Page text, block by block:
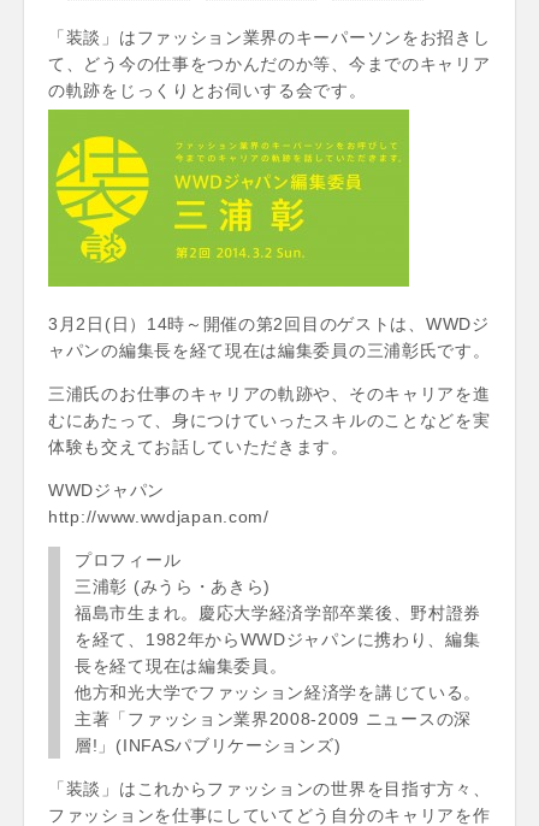
「装談」はファッション業界のキーパーソンをお招きし
て、どう今の仕事をつかんだのか等、今までのキャリア
の軌跡をじっくりとお伺いする会です。
3月2日(日）14時～開催の第2回目のゲストは、WWDジ
ャパンの編集長を経て現在は編集委員の三浦彰氏です。
三浦氏のお仕事のキャリアの軌跡や、そのキャリアを進
むにあたって、身につけていったスキルのことなどを実
体験も交えてお話していただきます。
WWDジャパン
http://www.wwdjapan.com/
プロフィール
三浦彰 (みうら・あきら)
福島市生まれ。慶応大学経済学部卒業後、野村證券
を経て、1982年からWWDジャパンに携わり、編集
長を経て現在は編集委員。
他方和光大学でファッション経済学を講じている。
主著「ファッション業界2008-2009 ニュースの深
層!」(INFASパブリケーションズ)
「装談」はこれからファッションの世界を目指す方々、
ファッションを仕事にしていてどう自分のキャリアを作